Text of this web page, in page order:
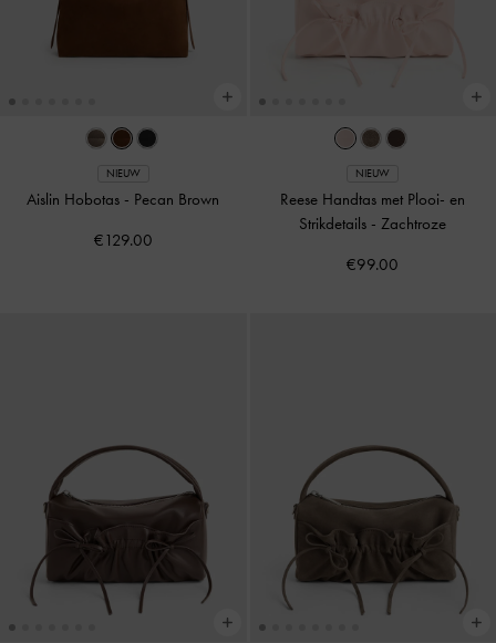
NIEUW
Aislin Hobotas - Pecan Brown
€129.00
NIEUW
Reese Handtas met Plooi- en
Strikdetails -Zachtroze
€99.00